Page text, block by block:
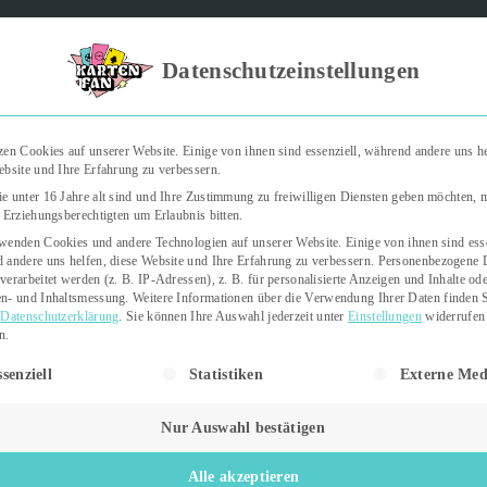
Trading Cards
Letzte Aktualisierung:5.
Dezember 2023
Datenschutzeinstellungen
Cookies auf unserer Website. Einige von ihnen sind essenziell, während andere uns
und Ihre Erfahrung zu verbessern.
unter 16 Jahre alt sind und Ihre Zustimmung zu freiwilligen Diensten geben möchten,
um Erlaubnis bitten.
Cookies und andere Technologien auf unserer Website. Einige von ihnen sind
andere uns helfen, diese Website und Ihre Erfahrung zu verbessern. Personenbezogene
werden (z. B. IP-Adressen), z. B. für personalisierte Anzeigen und Inhalte
und Inhaltsmessung. Weitere Informationen über die Verwendung Ihrer Daten finden
Datenschutzerklärung. Sie können Ihre Auswahl jederzeit unterEinstellungenwiderrufen
eine Liste der Service-Gruppen, für die eine Einwilligung erteilt
Statistiken Externe
Nur Auswahl bestätigen
Alle akzeptieren